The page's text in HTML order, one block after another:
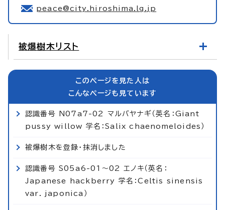
peace@city.hiroshima.lg.jp
被爆樹木リスト
このページを見た人は
こんなページも見ています
認識番号 N07a7-02 マルバヤナギ（英名：Giant
pussy willow 学名：Salix chaenomeloides）
被爆樹木を登録・抹消しました
認識番号 S05a6-01～02 エノキ（英名：
Japanese hackberry 学名：Celtis sinensis
var. japonica）